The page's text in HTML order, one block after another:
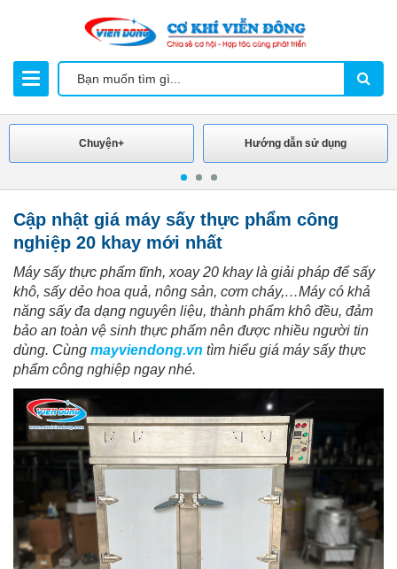
Chuyện+ Hướng dẫn sử dụng
Cập nhật giá máy sấy thực phẩm công
nghiệp 20 khay mới nhất
Máy sấy thực phẩm tĩnh, xoay 20 khay là giải pháp để sấy
khô, sấy dẻo hoa quả, nông sản, cơm cháy,…Máy có khả
năng sấy đa dạng nguyên liệu, thành phẩm khô đều, đảm
bảo an toàn vệ sinh thực phẩm nên được nhiều người tin
dùng. Cùng mayviendong.vn tìm hiểu giá máy sấy thực
phẩm công nghiệp ngay nhé.